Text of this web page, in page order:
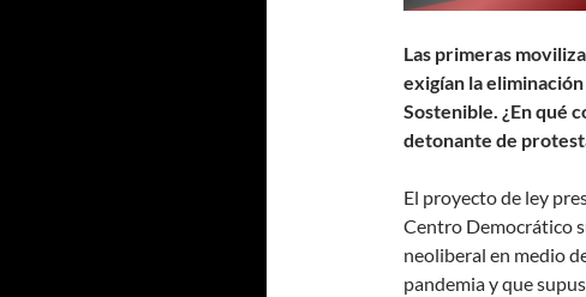
Las primeras
exigían la
Sostenible. ¿En qué
detonante de
El proyecto de ley
Centro Democrático
neoliberal en medio
pandemia y que